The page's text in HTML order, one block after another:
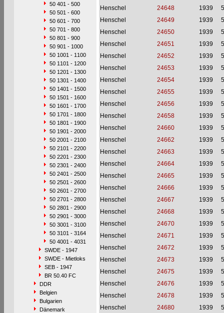
50 401 - 500
50 501 - 600
50 601 - 700
50 701 - 800
50 801 - 900
50 901 - 1000
50 1001 - 1100
50 1101 - 1200
50 1201 - 1300
50 1301 - 1400
50 1401 - 1500
50 1501 - 1600
50 1601 - 1700
50 1701 - 1800
50 1801 - 1900
50 1901 - 2000
50 2001 - 2100
50 2101 - 2200
50 2201 - 2300
50 2301 - 2400
50 2401 - 2500
50 2501 - 2600
50 2601 - 2700
50 2701 - 2800
50 2801 - 2900
50 2901 - 3000
50 3001 - 3100
50 3101 - 3164
50 4001 - 4031
SWDE - 1947
SWDE - Mietloks
SEB - 1947
BR 50.40 FC
DDR
Belgien
Bulgarien
Dänemark
Henschel
24648 1939
Henschel
24649 1939
Henschel
24650 1939
Henschel
24651 1939
Henschel
24652 1939
Henschel
24653 1939
Henschel
24654 1939
Henschel
24655 1939
Henschel
24656 1939
Henschel
24658 1939
Henschel
24660 1939
Henschel
24662 1939
Henschel
24663 1939
Henschel
24664 1939
Henschel
24665 1939
Henschel
24666 1939
Henschel
24667 1939
Henschel
24668 1939
Henschel
24670 1939
Henschel
24671 1939
Henschel
24672 1939
Henschel
24673 1939
Henschel
24675 1939
Henschel
24676 1939
Henschel
24678 1939
Henschel
24680 1939